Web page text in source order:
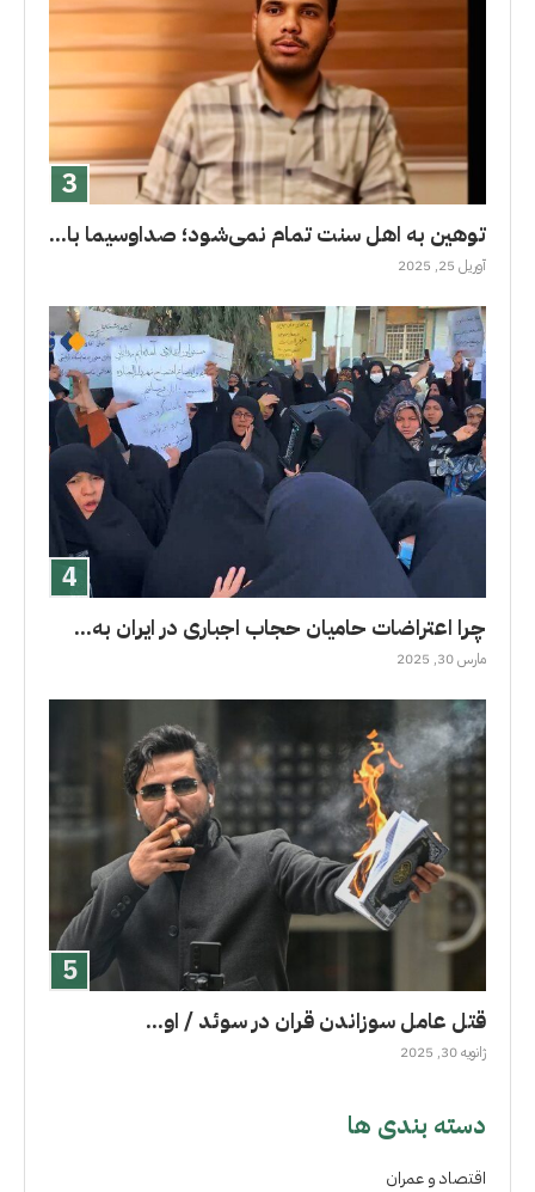
توهین به اهل سنت تمام نمی‌شود؛ صداوسیما با...
آوریل 25, 2025
چرا اعتراضات حامیان حجاب اجباری در ایران به...
مارس 30, 2025
قتل عامل سوزاندن قران در سوئد / او...
ژانویه 30, 2025
دسته بندی ها
اقتصاد و عمران